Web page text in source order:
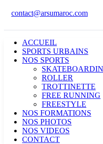
contact@arsumaroc.com
ACCUEIL
SPORTS URBAINS
NOS SPORTS
ROLLER
TROTTINETTE
FREE RUNNING
FREESTYLE
NOS FORMATIONS
NOS PHOTOS
NOS VIDEOS
CONTACT